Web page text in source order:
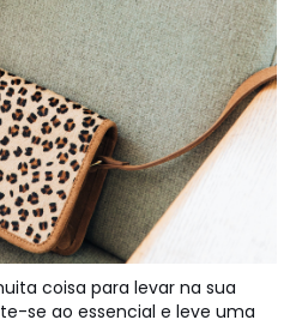
coisa para levar na sua
se ao essencial e leve uma